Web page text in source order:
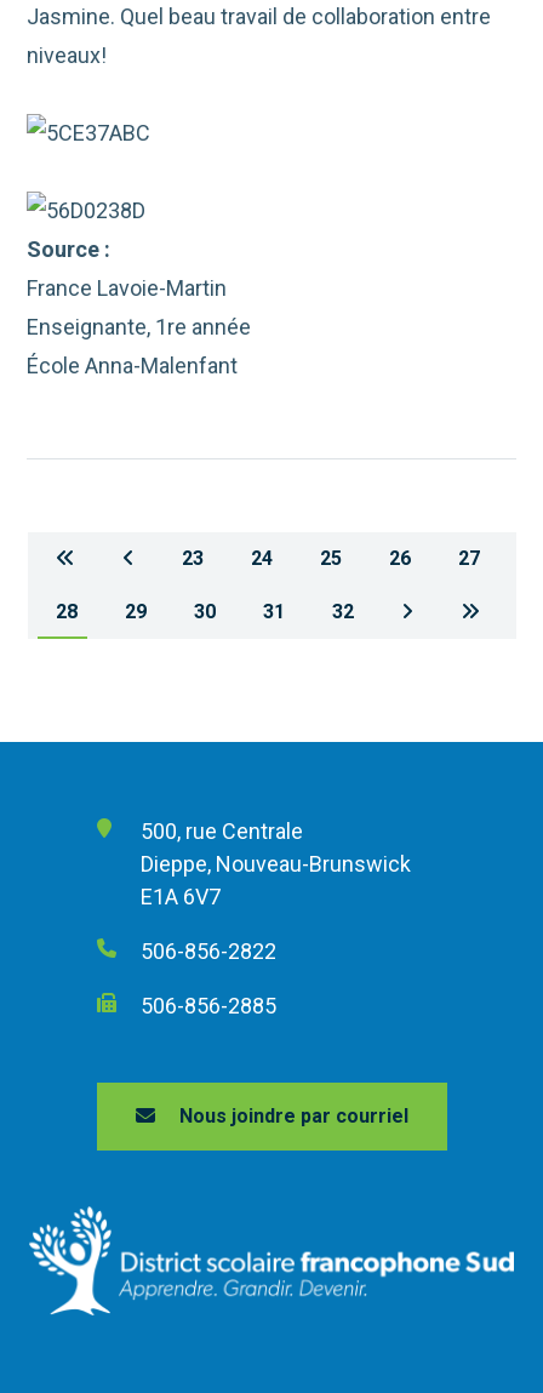
Jasmine. Quel beau travail de collaboration entre
niveaux!
Source :
France Lavoie-Martin
Enseignante, 1re année
École Anna-Malenfant
23 24 25 26 27
28 29 30 31 32
500, rue Centrale
Dieppe, Nouveau-Brunswick
E1A 6V7
506-856-2822
506-856-2885
Nous joindre par courriel